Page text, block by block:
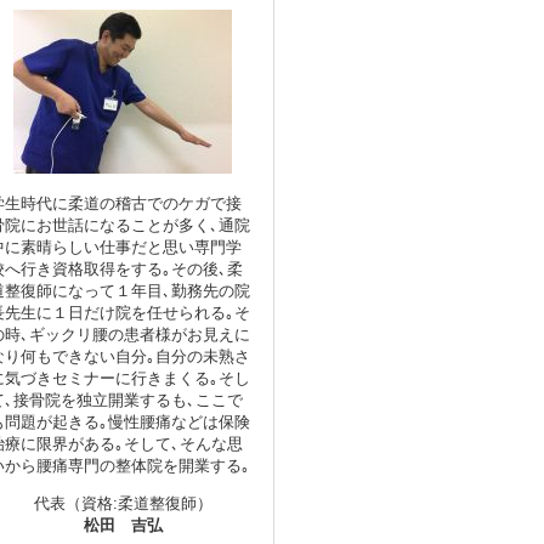
生時代に柔道の稽古でのケガで接
院にお世話になることが多く､通院
に素晴らしい仕事だと思い専門学
へ行き資格取得をする｡その後､柔
整復師になって１年目､勤務先の院
先生に１日だけ院を任せられる｡そ
時､ギックリ腰の患者様がお見えに
り何もできない自分｡自分の未熟さ
気づきセミナーに行きまくる｡そし
､接骨院を独立開業するも､ここで
問題が起きる｡慢性腰痛などは保険
療に限界がある｡そして､そんな思
から腰痛専門の整体院を開業する｡
代表（資格:柔道整復師）
松田 吉弘